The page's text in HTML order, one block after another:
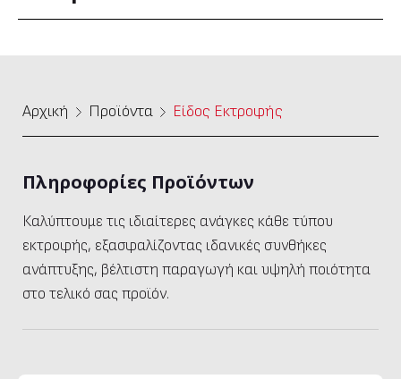
Αρχική Προϊόντα Είδος Εκτροφής
Πληροφορίες Προϊόντων
Καλύπτουμε τις ιδιαίτερες ανάγκες κάθε τύπου
εκτροφής, εξασφαλίζοντας ιδανικές συνθήκες
ανάπτυξης, βέλτιστη παραγωγή και υψηλή ποιότητα
στο τελικό σας προϊόν.